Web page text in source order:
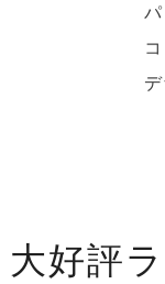
大好評